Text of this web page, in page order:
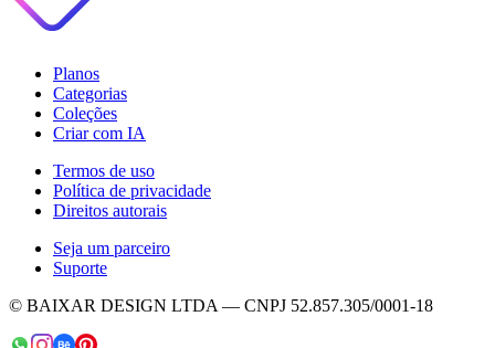
Planos
Categorias
Coleções
Criar com IA
Termos de uso
Política de privacidade
Direitos autorais
Seja um parceiro
Suporte
© BAIXAR DESIGN LTDA — CNPJ 52.857.305/0001-18